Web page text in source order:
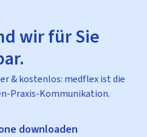
wir für Sie
& kostenlos: medflex ist die
Praxis-Kommunikation.
downloaden